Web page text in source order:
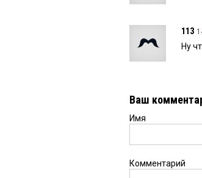
113
Ну
Ваш
Имя
Комментарий